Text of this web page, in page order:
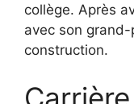
collège. Après
avec son
construction.